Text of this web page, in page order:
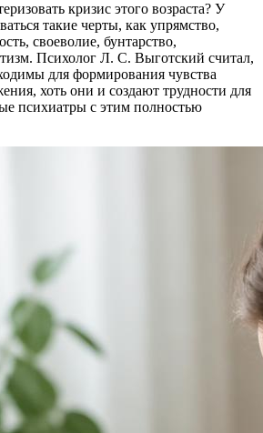
кризис этого возраста? У
такие черты, как упрямство,
своеволие, бунтарство,
Психолог Л. С. Выготский считал,
для формирования чувства
хоть они и создают трудности для
психиатры с этим полностью